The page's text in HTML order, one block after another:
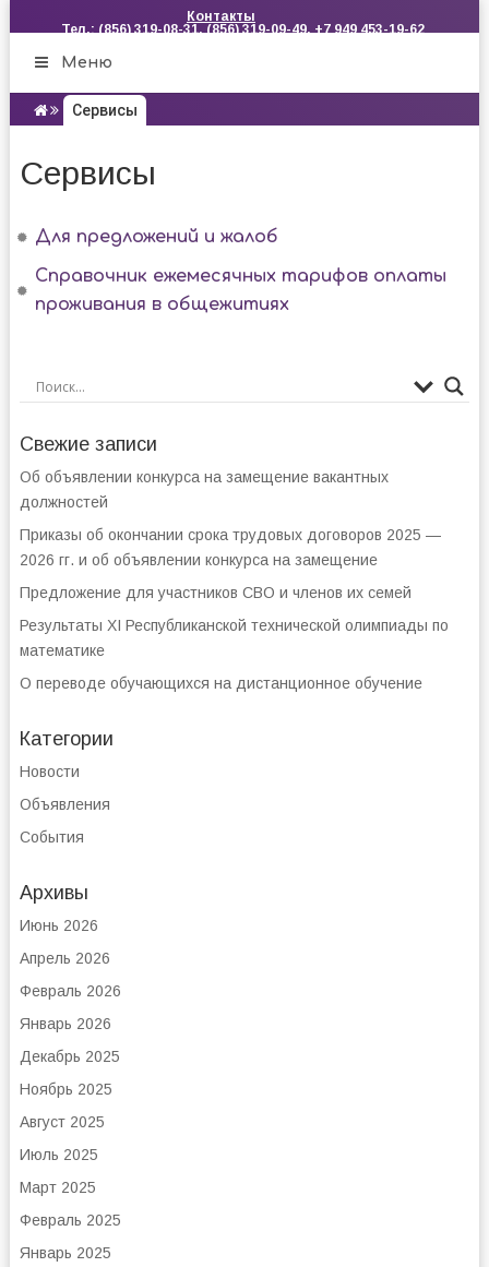
Контакты
Тел.: (856) 319-08-31, (856) 319-09-49, +7 949 453-19-62
Меню
Сервисы
Сервисы
Для предложений и жалоб
Справочник ежемесячных тарифов оплаты
проживания в общежитиях
Свежие записи
Об объявлении конкурса на замещение вакантных
должностей
Приказы об окончании срока трудовых договоров 2025 —
2026 гг. и об объявлении конкурса на замещение
Предложение для участников СВО и членов их семей
Результаты XI Республиканской технической олимпиады по
математике
О переводе обучающихся на дистанционное обучение
Категории
Новости
Объявления
События
Архивы
Июнь 2026
Апрель 2026
Февраль 2026
Январь 2026
Декабрь 2025
Ноябрь 2025
Август 2025
Июль 2025
Март 2025
Февраль 2025
Январь 2025